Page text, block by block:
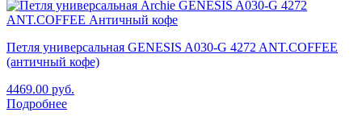
Петля универсальная GENESIS A030-G 4272 ANT.COFFEE
(античный кофе)
4469.00 руб.
Подробнее